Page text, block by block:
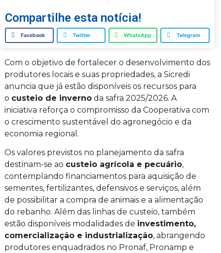
Compartilhe esta notícia!
Facebook Twitter WhatsApp Telegram
Com o objetivo de fortalecer o desenvolvimento dos
produtores locais e suas propriedades, a Sicredi
anuncia que já estão disponíveis os recursos para
o custeio de invernoda safra 2025/2026. A
iniciativa reforça o compromisso da Cooperativa com
o crescimento sustentável do agronegócio e da
economia regional.
Os valores previstos no planejamento da safra
destinam-se ao custeio agrícola e pecuário,
contemplando financiamentos para aquisição de
sementes, fertilizantes, defensivos e serviços, além
de possibilitar a compra de animais e a alimentação
do rebanho. Além das linhas de custeio, também
estão disponíveis modalidades de investimento,
comercialização e industrialização, abrangendo
produtores enquadrados no Pronaf, Pronamp e